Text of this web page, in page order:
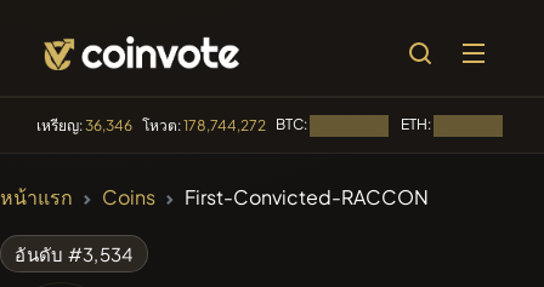
เหรียญ:36,346 โหวต:178,744,272 BTC: ETH:
ที่นิยม
หน้าแรก Coins First-Convicted-RACCON
อันดับ #3,534